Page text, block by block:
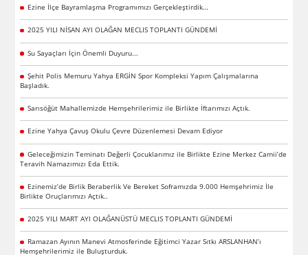
Ezine İlçe Bayramlaşma Programımızı Gerçekleştirdik…
2025 YILI NİSAN AYI OLAĞAN MECLIS TOPLANTI GÜNDEMİ
Su Sayaçları İçin Önemli Duyuru...
Şehit Polis Memuru Yahya ERGİN Spor Kompleksi Yapım Çalışmalarına
Başladık.
Sarısöğüt Mahallemizde Hemşehrilerimiz ile Birlikte İftarımızı Açtık.
Ezine Yahya Çavuş Okulu Çevre Düzenlemesi Devam Ediyor
Geleceğimizin Teminatı Değerli Çocuklarımız ile Birlikte Ezine Merkez Camii’de
Teravih Namazımızı Eda Ettik.
Ezinemiz’de Birlik Beraberlik Ve Bereket Soframızda 9.000 Hemşehrimiz İle
Birlikte Oruçlarımızı Açtık..
2025 YILI MART AYI OLAĞANÜSTÜ MECLIS TOPLANTI GÜNDEMİ
Ramazan Ayının Manevi Atmosferinde Eğitimci Yazar Sıtkı ARSLANHAN’ı
Hemşehrilerimiz ile Buluşturduk.